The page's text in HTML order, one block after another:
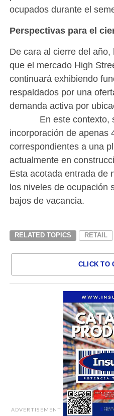
ocupados durante el
Perspectivas para el
De cara al cierre del
que el mercado High
continuará exhibiendo
respaldados por una
demanda activa por
En este contexto,
incorporación de apenas
correspondientes a una
actualmente en
Esta acotada entrada de
los niveles de ocupación
bajos de vacancia.
RELATED TOPICS RETAIL
CLICK TO
ADVERTISEMENT